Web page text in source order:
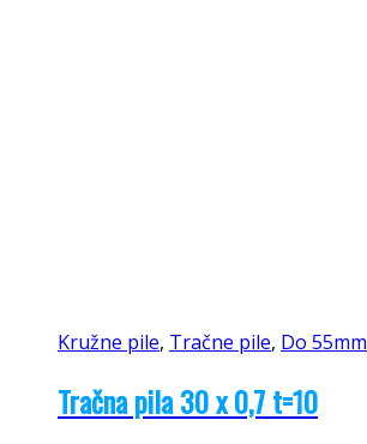
Kružne pile, Tračne pile, Do 55mm
Tračna pila 30 x 0,7 t=10